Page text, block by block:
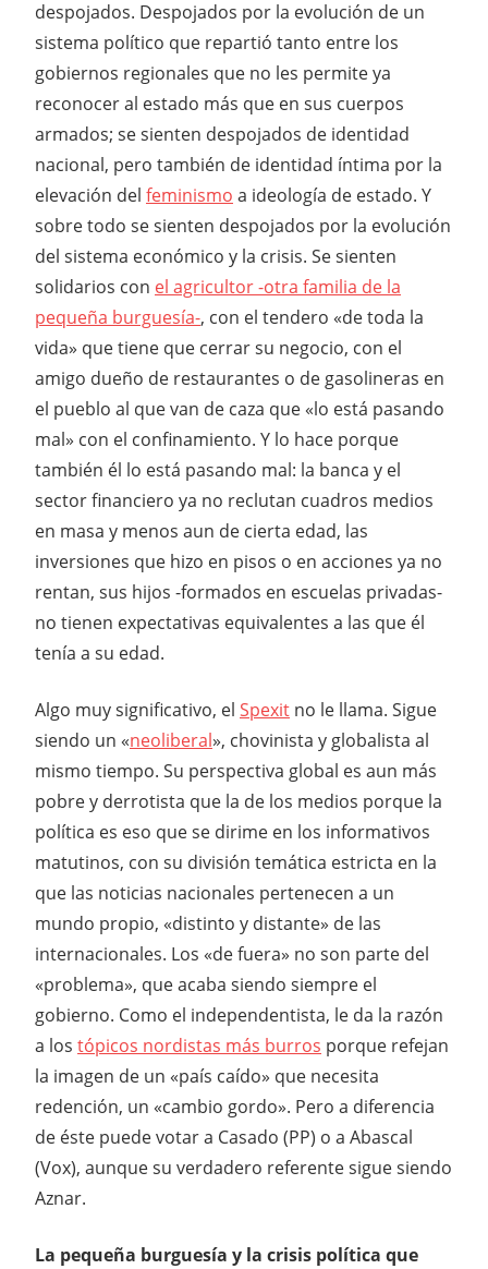
despojados. Despojados por la evolución de un
sistema político que repartió tanto entre los
gobiernos regionales que no les permite ya
reconocer al estado más que en sus cuerpos
armados; se sienten despojados de identidad
nacional, pero también de identidad íntima por la
elevación del feminismo a ideología de estado. Y
sobre todo se sienten despojados por la evolución
del sistema económico y la crisis. Se sienten
solidarios con el agricultor -otra familia de la
pequeña burguesía-, con el tendero «de toda la
vida» que tiene que cerrar su negocio, con el
amigo dueño de restaurantes o de gasolineras en
el pueblo al que van de caza que «lo está pasando
mal» con el confinamiento. Y lo hace porque
también él lo está pasando mal: la banca y el
sector financiero ya no reclutan cuadros medios
en masa y menos aun de cierta edad, las
inversiones que hizo en pisos o en acciones ya no
rentan, sus hijos -formados en escuelas privadas-
no tienen expectativas equivalentes a las que él
tenía a su edad.
Algo muy significativo, el Spexit no le llama. Sigue
siendo un «neoliberal», chovinista y globalista al
mismo tiempo. Su perspectiva global es aun más
pobre y derrotista que la de los medios porque la
política es eso que se dirime en los informativos
matutinos, con su división temática estricta en la
que las noticias nacionales pertenecen a un
mundo propio, «distinto y distante» de las
internacionales. Los «de fuera» no son parte del
«problema», que acaba siendo siempre el
gobierno. Como el independentista, le da la razón
a los tópicos nordistas más burros porque refejan
la imagen de un «país caído» que necesita
redención, un «cambio gordo». Pero a diferencia
de éste puede votar a Casado (PP) o a Abascal
(Vox), aunque su verdadero referente sigue siendo
Aznar.
La pequeña burguesía y la crisis política que